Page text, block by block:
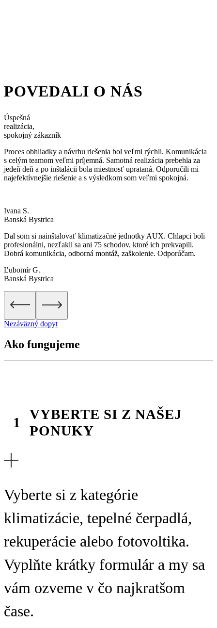
POVEDALI O NÁS
Úspešná
realizácia,
spokojný zákazník
Proces obhliadky a návrhu riešenia bol veľmi rýchli. Komunikácia
s celým teamom veľmi príjemná. Samotná realizácia prebehla za
jedeň deň a po inštalácii bola miestnosť uprataná. Odporučili mi
najefektívnejšie riešenie a s výsledkom som veľmi spokojná.
Ivana S.
Banská Bystrica
Dal som si nainštalovať klimatizačné jednotky AUX. Chlapci boli
profesionálni, nezľakli sa ani 75 schodov, ktoré ich prekvapili.
Dobrá komunikácia, odborná montáž, zaškolenie. Odporúčam.
Ľubomír G.
Banská Bystrica
Nezáväzný dopyt
Ako fungujeme
VYBERTE SI Z NAŠEJ
PONUKY
Vyberte si z kategórie
klimatizácie, tepelné čerpadlá,
rekuperácie alebo fotovoltika.
Vyplňte krátky formulár a my sa
vám ozveme v čo najkratšom
čase.